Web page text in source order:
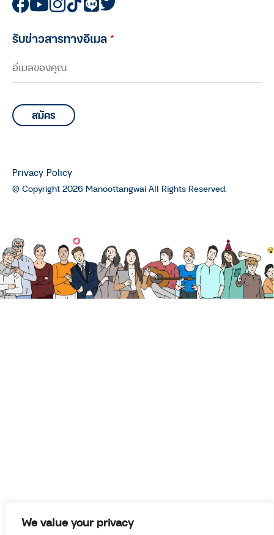
We value your privacy
รับข่าวสารทางอีเมล*
© Copyright 2026 Manoottangwai All Rights Reserved.
Privacy Policy